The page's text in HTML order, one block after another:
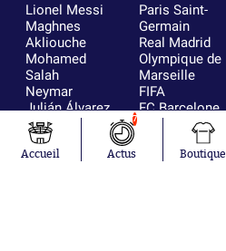
Lionel Messi
Maghnes
Akliouche
Mohamed
Salah
Neymar
Julián Álvarez
Ferrán Torres
Kilian Corredor
Franco
Paris Saint-
Germain
Real Madrid
Olympique de
Marseille
FIFA
FC Barcelone
Argentine
Olympique
lyonnais
Accueil
7
Actus Boutique